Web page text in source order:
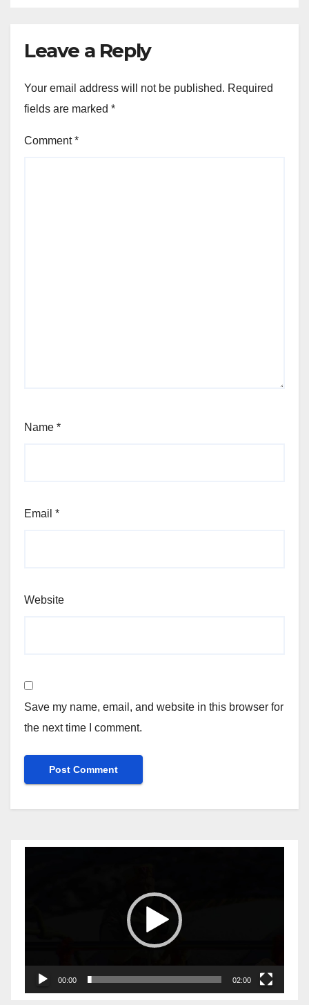
Leave a Reply
Your email address will not be published. Required
fields are marked *
Comment*
Name *
Email *
Website
Save my name, email, and website in this browser for
the next time I comment.
00:00 02:00